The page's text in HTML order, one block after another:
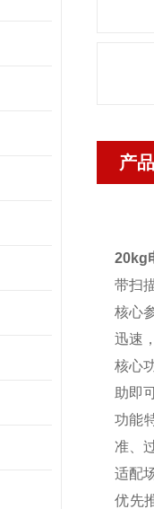
产
20kg
带扫
核心
迅速
核心
助即
功能
准、
适配
优先